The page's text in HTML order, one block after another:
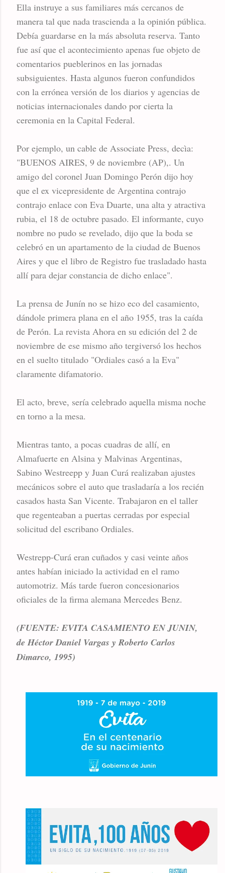
Ella instruye a sus familiares más cercanos de
manera tal que nada trascienda a la opinión pública.
Debía guardarse en la más absoluta reserva. Tanto
fue así que el acontecimiento apenas fue objeto de
comentarios pueblerinos en las jornadas
subsiguientes. Hasta algunos fueron confundidos
con la errónea versión de los diarios y agencias de
noticias internacionales dando por cierta la
ceremonia en la Capital Federal.
Por ejemplo, un cable de Associate Press, decìa:
"BUENOS AIRES, 9 de noviembre (AP),. Un
amigo del coronel Juan Domingo Perón dijo hoy
que el ex vicepresidente de Argentina contrajo
contrajo enlace con Eva Duarte, una alta y atractiva
rubia, el 18 de octubre pasado. El informante, cuyo
nombre no pudo se revelado, dijo que la boda se
celebró en un apartamento de la ciudad de Buenos
Aires y que el libro de Registro fue trasladado hasta
allí para dejar constancia de dicho enlace".
La prensa de Junín no se hizo eco del casamiento,
dándole primera plana en el año 1955, tras la caída
de Perón. La revista Ahora en su edición del 2 de
noviembre de ese mismo año tergiversó los hechos
en el suelto titulado "Ordiales casó a la Eva"
claramente difamatorio.
El acto, breve, sería celebrado aquella misma noche
en torno a la mesa.
Mientras tanto, a pocas cuadras de allí, en
Almafuerte en Alsina y Malvinas Argentinas,
Sabino Westreepp y Juan Curá realizaban ajustes
mecánicos sobre el auto que trasladaría a los recién
casados hasta San Vicente. Trabajaron en el taller
que regenteaban a puertas cerradas por especial
solicitud del escribano Ordiales.
Westrepp-Curá eran cuñados y casi veinte años
antes habían iniciado la actividad en el ramo
automotriz. Más tarde fueron concesionarios
oficiales de la firma alemana Mercedes Benz.
(FUENTE: EVITA CASAMIENTO EN JUNIN,
de Héctor Daniel Vargas y Roberto Carlos
Dimarco, 1995)